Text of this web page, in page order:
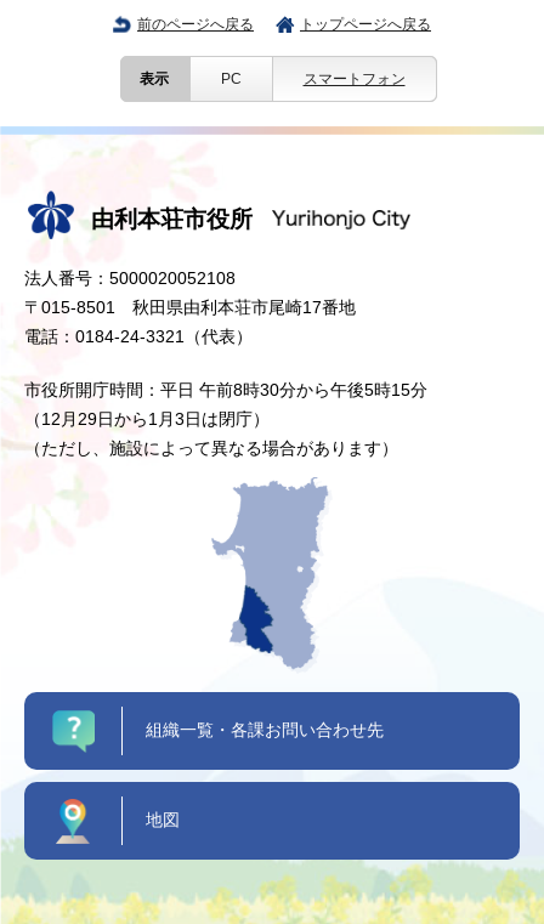
前のページへ戻る トップページへ戻る
表示 PC スマートフォン
由利本荘市役所
法人番号：5000020052108
〒015-8501 秋田県由利本荘市尾崎17番地
電話：0184-24-3321（代表）
市役所開庁時間：平日 午前8時30分から午後5時15分
（12月29日から1月3日は閉庁）
（ただし、施設によって異なる場合があります）
組織一覧・各課お問い合わせ先
地図